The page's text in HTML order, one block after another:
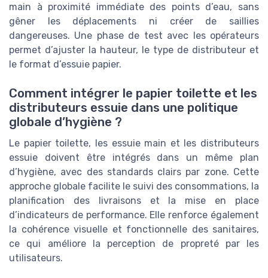
main à proximité immédiate des points d’eau, sans
gêner les déplacements ni créer de saillies
dangereuses. Une phase de test avec les opérateurs
permet d’ajuster la hauteur, le type de distributeur et
le format d’essuie papier.
Comment intégrer le papier toilette et les
distributeurs essuie dans une politique
globale d’hygiène ?
Le papier toilette, les essuie main et les distributeurs
essuie doivent être intégrés dans un même plan
d’hygiène, avec des standards clairs par zone. Cette
approche globale facilite le suivi des consommations, la
planification des livraisons et la mise en place
d’indicateurs de performance. Elle renforce également
la cohérence visuelle et fonctionnelle des sanitaires,
ce qui améliore la perception de propreté par les
utilisateurs.